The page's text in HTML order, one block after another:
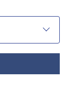
ブの特別プラ
まれておりま
ご宿泊にもお
過ごし下さ